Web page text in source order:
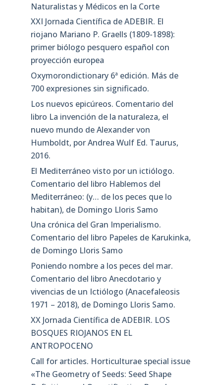
Naturalistas y Médicos en la Corte
XXI Jornada Científica de ADEBIR. El
riojano Mariano P. Graells (1809-1898):
primer biólogo pesquero español con
proyección europea
Oxymorondictionary 6ª edición. Más de
700 expresiones sin significado.
Los nuevos epicúreos. Comentario del
libro La invención de la naturaleza, el
nuevo mundo de Alexander von
Humboldt, por Andrea Wulf Ed. Taurus,
2016.
El Mediterráneo visto por un ictiólogo.
Comentario del libro Hablemos del
Mediterráneo: (y… de los peces que lo
habitan), de Domingo Lloris Samo
Una crónica del Gran Imperialismo.
Comentario del libro Papeles de Karukinka,
de Domingo Lloris Samo
Poniendo nombre a los peces del mar.
Comentario del libro Anecdotario y
vivencias de un Ictiólogo (Anacefaleosis
1971 – 2018), de Domingo Lloris Samo.
XX Jornada Científica de ADEBIR. LOS
BOSQUES RIOJANOS EN EL
ANTROPOCENO
Call for articles. Horticulturae special issue
«The Geometry of Seeds: Seed Shape